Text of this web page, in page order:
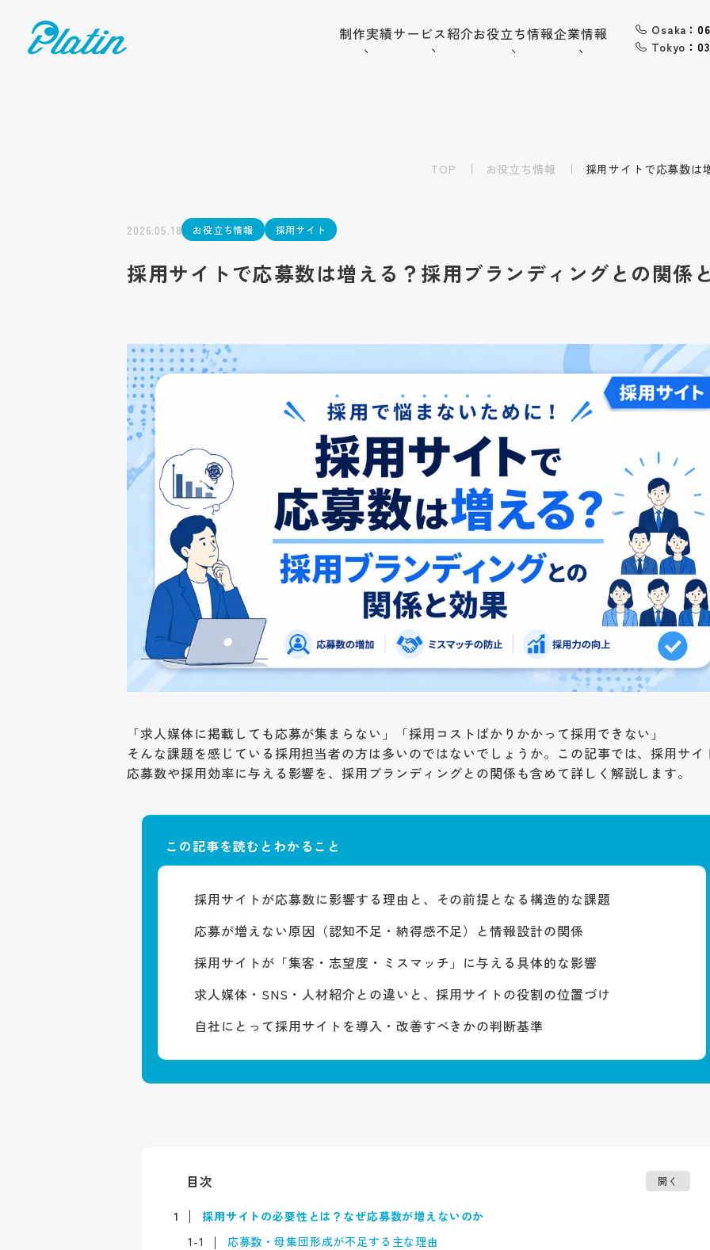
制作実績サービス紹介お役立ち情報企業情報 Osaka ：
Tokyo ：
Osaka：
06-6568-
（平日10:00~19:00）
会社概要
アクセス
制作実績
採用サイト
企業サイト
サービス・ブランド・集客サイト
採用動画
企業動画
etc.
サービス
採用系サービス
採用サイト制作
採用動画制作
採用パンフレット制作
採用ツール制作
採用支援(コンサルティング・求人媒体)
企業・営業系サービス
企業サイト制作
YouTube動画制作
企業動画制作
サービスサイト制作
商品サービス紹介動画制作
企業パンフレット制作
営業パンフレット制作
社員紹介
お役立ち情報
よくある質問
採用情報
プライバシーポリシー
TOP お役立ち情報 採用サイトで応募数は
2026.05.18 お役立ち情報 採用サイト
採用サイトで応募数は増える？採用ブランディングとの関係
「求人媒体に掲載しても応募が集まらない」「採用コストばかりかかって採用できない」
そんな課題を感じている採用担当者の方は多いのではないでしょうか。この記事では、採用サイ
応募数や採用効率に与える影響を、採用ブランディングとの関係も含めて詳しく解説します。
この記事を読むとわかること
採用サイトが応募数に影響する理由と、その前提となる構造的な課題
応募が増えない原因（認知不足・納得感不足）と情報設計の関係
採用サイトが「集客・志望度・ミスマッチ」に与える具体的な影響
求人媒体・SNS・人材紹介との違いと、採用サイトの役割の位置づけ
自社にとって採用サイトを導入・改善すべきかの判断基準
目次 開く
1
採用サイトの必要性とは？なぜ応募数が増えないのか
1-1
応募数・母集団形成が不足する主な理由